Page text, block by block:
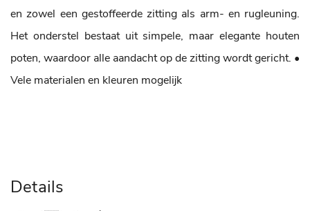
en zowel een gestoffeerde zitting als arm- en rugleuning.
Het onderstel bestaat uit simpele, maar elegante houten
poten, waardoor alle aandacht op de zitting wordt gericht. •
Vele materialen en kleuren mogelijk
Details